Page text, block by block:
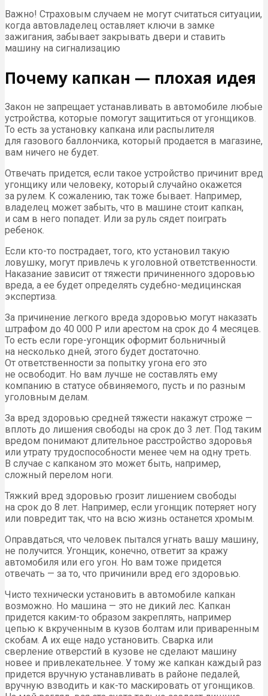
Важно! Страховым случаем не могут считаться ситуации,
когда автовладелец оставляет ключи в замке
зажигания, забывает закрывать двери и ставить
машину на сигнализацию
Почему капкан — плохая идея
Закон не запрещает устанавливать в автомобиле любые
устройства, которые помогут защититься от угонщиков.
То есть за установку капкана или распылителя
для газового баллончика, который продается в магазине,
вам ничего не будет.
Отвечать придется, если такое устройство причинит вред
угонщику или человеку, который случайно окажется
за рулем. К сожалению, так тоже бывает. Например,
владелец может забыть, что в машине стоит капкан,
и сам в него попадет. Или за руль сядет поиграть
ребенок.
Если кто-то пострадает, того, кто установил такую
ловушку, могут привлечь к уголовной ответственности.
Наказание зависит от тяжести причиненного здоровью
вреда, а ее будет определять судебно-медицинская
экспертиза.
За причинение легкого вреда здоровью могут наказать
штрафом до 40 000 Р или арестом на срок до 4 месяцев.
То есть если горе-угонщик оформит больничный
на несколько дней, этого будет достаточно.
От ответственности за попытку угона его это
не освободит. Но вам лучше не составлять ему
компанию в статусе обвиняемого, пусть и по разным
уголовным делам.
За вред здоровью средней тяжести накажут строже —
вплоть до лишения свободы на срок до 3 лет. Под таким
вредом понимают длительное расстройство здоровья
или утрату трудоспособности менее чем на одну треть.
В случае с капканом это может быть, например,
сложный перелом ноги.
Тяжкий вред здоровью грозит лишением свободы
на срок до 8 лет. Например, если угонщик потеряет ногу
или повредит так, что на всю жизнь останется хромым.
Оправдаться, что человек пытался угнать вашу машину,
не получится. Угонщик, конечно, ответит за кражу
автомобиля или его угон. Но вам тоже придется
отвечать — за то, что причинили вред его здоровью.
Чисто технически установить в автомобиле капкан
возможно. Но машина — это не дикий лес. Капкан
придется каким-то образом закреплять, например
цепью к вкрученным в кузов болтам или приваренным
скобам. А их еще надо установить. Сварка или
сверление отверстий в кузове не сделают машину
новее и привлекательнее. У тому же капкан каждый раз
придется вручную устанавливать в районе педалей,
вручную взводить и как-то маскировать от угонщиков.